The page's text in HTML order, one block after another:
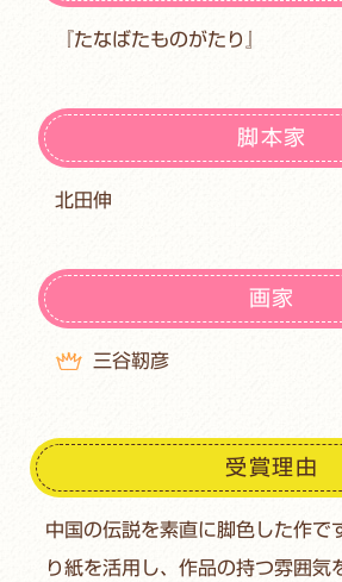
『たなばたものがたり』
脚本家
北田伸
画家
三谷靭彦
受賞理由
中国の伝説を素直に脚色した作で
り紙を活用し、作品の持つ雰囲気